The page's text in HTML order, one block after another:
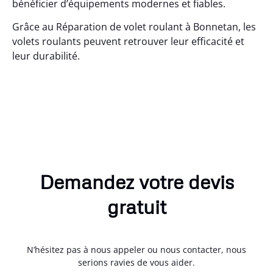
bénéficier d’équipements modernes et fiables.
Grâce au Réparation de volet roulant à Bonnetan, les
volets roulants peuvent retrouver leur efficacité et
leur durabilité.
Demandez votre devis
gratuit
N’hésitez pas à nous appeler ou nous contacter, nous
serions ravies de vous aider.